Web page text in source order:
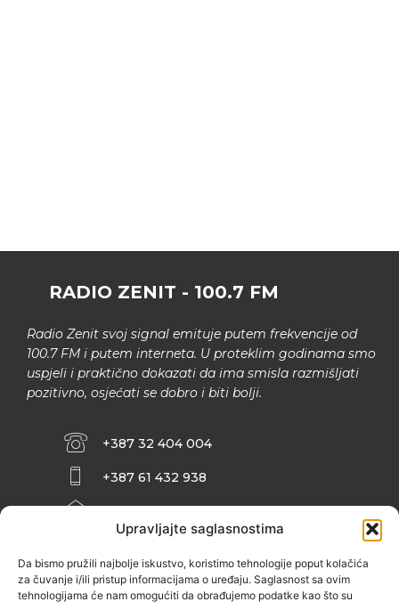
Upravljajte saglasnostima
Da bismo pružili najbolje iskustvo, koristimo tehnologije poput kolačića
za čuvanje i/ili pristup informacijama o uređaju. Saglasnost sa ovim
tehnologijama će nam omogućiti da obrađujemo podatke kao što su
RADIO ZENIT - 100.7 FM
Radio Zenit svoj signal emituje putem frekvencije od
100.7 FM i putem interneta. U proteklim godinama smo
uspjeli i praktično dokazati da ima smisla razmišljati
pozitivno, osjećati se dobro i biti bolji.
+387 32 404 004
+387 61 432 938
INFO@ZENIT.BA
ZENIČANKA, 3. SPRAT), 72000 ZENICA